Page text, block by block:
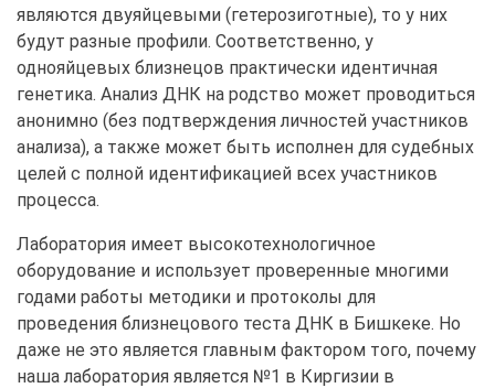
являются двуяйцевыми (гетерозиготные), то у них
будут разные профили. Соответственно, у
однояйцевых близнецов практически идентичная
генетика. Анализ ДНК на родство может проводиться
анонимно (без подтверждения личностей участников
анализа), а также может быть исполнен для судебных
целей с полной идентификацией всех участников
процесса.
Лаборатория имеет высокотехнологичное
оборудование и использует проверенные многими
годами работы методики и протоколы для
проведения близнецового теста ДНК в Бишкеке. Но
даже не это является главным фактором того, почему
наша лаборатория является №1 в Киргизии в